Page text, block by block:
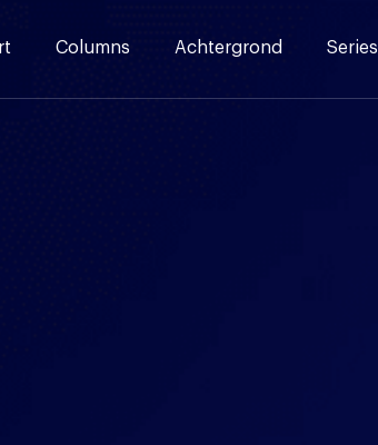
Columns Achtergrond Series